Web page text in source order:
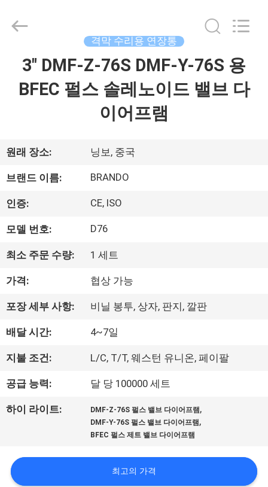
우
리
에
것
공
장
투
어
질
2016
Hardware
격막 수리용 연장통
3" DMF-Z-76S DMF-Y-76S 용
BFEC 펄스 솔레노이드 밸브 다
이어프램
원래 장소: 닝보, 중국
브랜드 이름: BRANDO
인증: CE, ISO
모델 번호: D76
최소 주문 수량: 1 세트
가격: 협상 가능
포장 세부 사항: 비닐 봉투, 상자, 판지, 깔판
배달 시간: 4~7일
지불 조건: L/C, T/T, 웨스턴 유니온, 페이팔
공급 능력: 달 당 100000 세트
하이 라이트: DMF-Z-76S 펄스 밸브 다이어프램 ,
DMF-Y-76S 펄스 밸브 다이어프램 ,
BFEC 펄스 제트 밸브 다이어프램
최고의 가격